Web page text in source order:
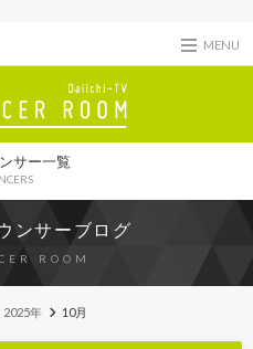
MENU
サー一覧
ンサーブログ
ROOM
2025年 10月